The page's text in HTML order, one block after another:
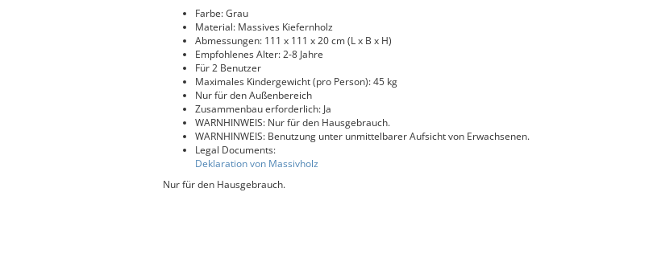
Farbe: Grau
Material: Massives Kiefernholz
Abmessungen: 111 x 111 x 20 cm (L x B x H)
Empfohlenes Alter: 2-8 Jahre
Für 2 Benutzer
Maximales Kindergewicht (pro Person): 45 kg
Nur für den Außenbereich
Zusammenbau erforderlich: Ja
WARNHINWEIS: Nur für den Hausgebrauch.
WARNHINWEIS: Benutzung unter unmittelbarer Aufsicht von Erwachsenen.
Legal Documents:
Deklaration von Massivholz
Nur für den Hausgebrauch.